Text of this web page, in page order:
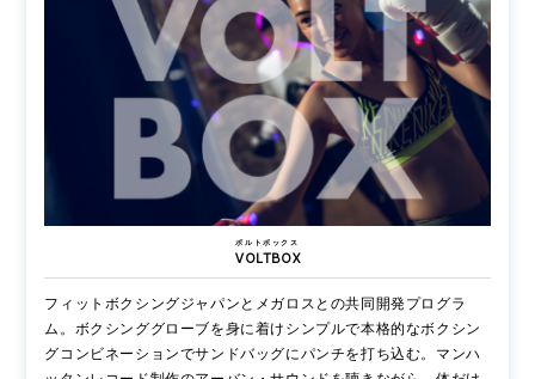
VOLTBOX
ボルトボックス
フィットボクシングジャパンとメガロスとの共同開発プログラ
ム。ボクシンググローブを身に着けシンプルで本格的なボクシン
グコンビネーションでサンドバッグにパンチを打ち込む。マンハ